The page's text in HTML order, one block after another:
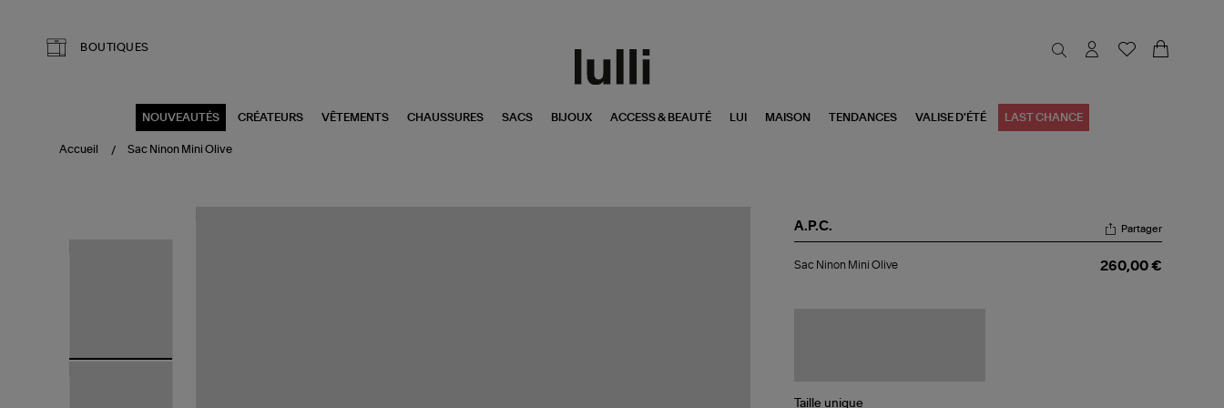
BOUTIQUES
NOUVEAUTÉS CRÉATEURS VÊTEMENTS CHAUSSURES SACS BIJOUX ACCESS & BEAUTÉ LUI MAISON TENDANCES VALISE D'ÉTÉ LAST CHANCE
Accueil Sac Ninon Mini Olive
A.P.C.
Ninon
Partager
Sac Ninon Mini Olive 260,00 €
Taille unique